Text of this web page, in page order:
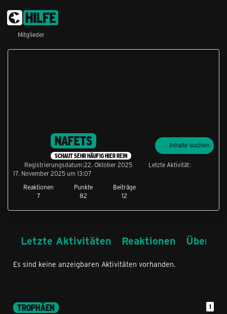
Mitglieder
NAFETS
SCHAUT SEHR HÄUFIG HIER REIN
Reaktionen
7
Punkte
82
Beiträge
12
Inhalte suchen
Registrierungsdatum 22. Oktober 2025
Letzte Aktivität
17. November 2025 um 13:07
Letzte Aktivitäten Reaktionen Über
Es sind keine anzeigbaren Aktivitäten vorhanden.
TROPHÄEN 1